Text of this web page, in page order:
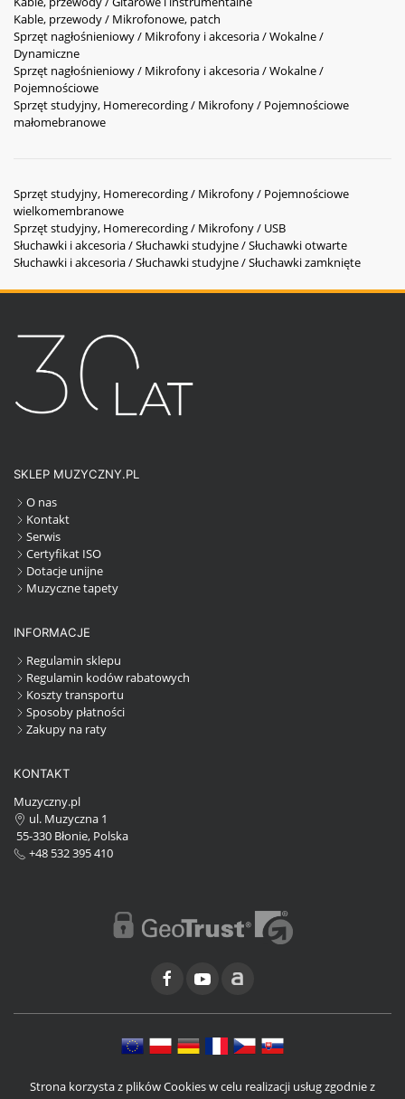
Kable, przewody / Mikrofonowe, patch
Sprzęt nagłośnieniowy / Mikrofony i akcesoria / Wokalne /
Dynamiczne
Sprzęt nagłośnieniowy / Mikrofony i akcesoria / Wokalne /
Pojemnościowe
Sprzęt studyjny, Homerecording / Mikrofony / Pojemnościowe
małomebranowe
Sprzęt studyjny, Homerecording / Mikrofony / Pojemnościowe
wielkomembranowe
Sprzęt studyjny, Homerecording / Mikrofony / USB
Słuchawki i akcesoria / Słuchawki studyjne / Słuchawki otwarte
Słuchawki i akcesoria / Słuchawki studyjne / Słuchawki zamknięte
SKLEP MUZYCZNY.PL
O nas
Kontakt
Serwis
Certyfikat ISO
Dotacje unijne
Muzyczne tapety
INFORMACJE
Regulamin sklepu
Regulamin kodów rabatowych
Koszty transportu
Sposoby płatności
Zakupy na raty
KONTAKT
Muzyczny.pl
ul. Muzyczna 1
55-330 Błonie, Polska
+48 532 395 410
Strona korzysta z plików Cookies w celu realizacji usług zgodnie z